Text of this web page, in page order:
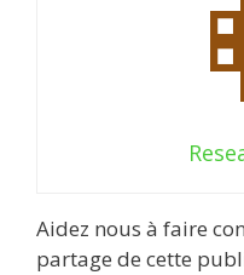
Aidez nous à faire
partage de cette